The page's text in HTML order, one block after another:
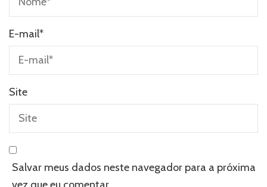
E-mail*
Site
Salvar meus dados neste navegador para a próxima